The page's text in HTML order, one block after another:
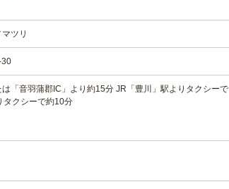
ツリ
「音羽蒲郡IC」より約15分 JR「豊川」駅よりタクシーで
タクシーで約10分